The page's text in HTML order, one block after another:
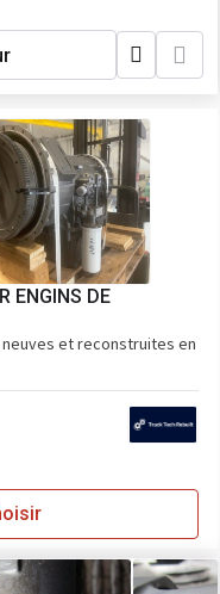
ENGINS DE
et reconstruites en